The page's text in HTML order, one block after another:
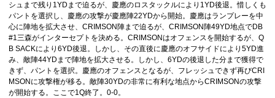
シュまで残り1YDまで迫るが、慶應のロスタックルにより1YD後退。惜しくも
パントを選択し、慶應の攻撃が慶應陣22YDから開始。慶應はランプレーを中
心に陣地を拡大させ、CRIMSON陣まで迫るが、CRIMSON陣49YD地点でDB
#1三森がインターセプトを決める。CRIMSONはオフェンスを開始するが、Q
B SACKにより6YD後退。しかし、その直後に慶應のオフサイドにより5YD進
み、敵陣44YDまで陣地を拡大させる。しかし、6YDの後退した分まで獲得で
きず、パントを選択。慶應のオフェンスとなるが、フレッシュできず再びCRI
MSONに攻撃権が移る。敵陣30YDの非常に有利な地点からCRIMSONの攻撃
が開始する。ここで1Q終了。0-0。